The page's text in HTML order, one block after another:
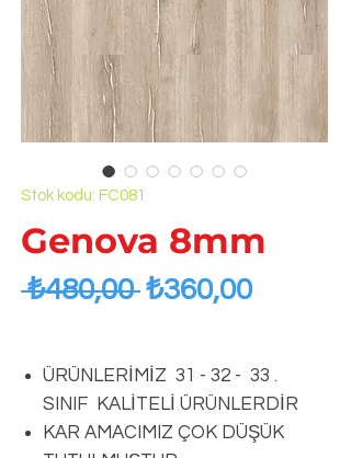
Stok kodu: FC081
Genova 8mm
₺480,00 Normal
₺360,00İndirimli
ÜRÜNLERİMİZ 31 - 32 - 33 .
SINIF KALİTELİ ÜRÜNLERDİR
KAR AMACIMIZ ÇOK DÜŞÜK